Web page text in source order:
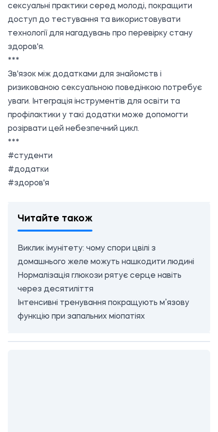
сексуальні практики серед молоді, покращити
доступ до тестування та використовувати
технології для нагадувань про перевірку стану
здоров'я.
***
Зв'язок між додатками для знайомств і
ризикованою сексуальною поведінкою потребує
уваги. Інтеграція інструментів для освіти та
профілактики у такі додатки може допомогти
розірвати цей небезпечний цикл.
***
#студенти
#додатки
#здоров'я
Читайте також
Виклик імунітету: чому спори цвілі з
домашнього желе можуть нашкодити людині
Нормалізація глюкози рятує серце навіть
через десятиліття
Інтенсивні тренування покращують м’язову
функцію при запальних міопатіях